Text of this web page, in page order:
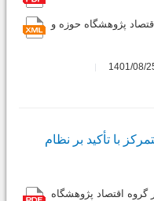
پژوهشگاه حوزه و
با تأکید بر نظام
گروه اقتصاد پژوهشگاه